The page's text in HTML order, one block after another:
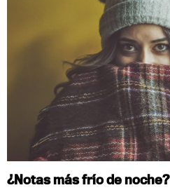
¿Notas más frío de noche?